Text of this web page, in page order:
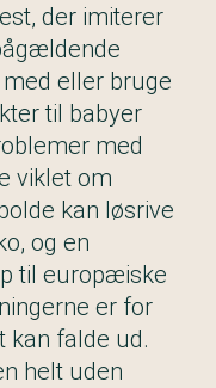
der imiterer
eller bruge
til babyer
med
viklet om
kan løsrive
og en
til europæiske
er for
kan falde ud.
helt uden